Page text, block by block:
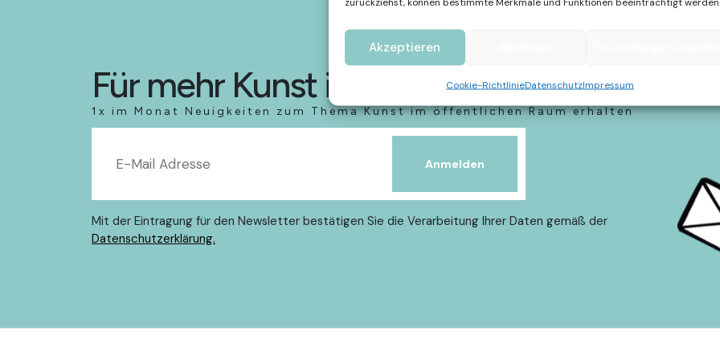
Akzeptieren
Cookie-RichtlinieDatenschutzImpressum
Für mehr Kunst im Alltag
1x im Monat Neuigkeiten zum Thema Kunst im öffentlichen Raum erhalten
Mit der Eintragung für den Newsletter bestätigen Sie die Verarbeitung Ihrer Daten gemäß der
Datenschutzerklärung.